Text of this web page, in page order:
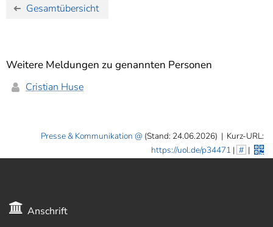
Gesamtübersicht
Weitere Meldungen zu genannten Personen
Cristian Huse
Presse & Kommunikation (Stand: 24.06.2026) | Kurz-URL:
https://uol.de/p34471 | # |
Anschrift